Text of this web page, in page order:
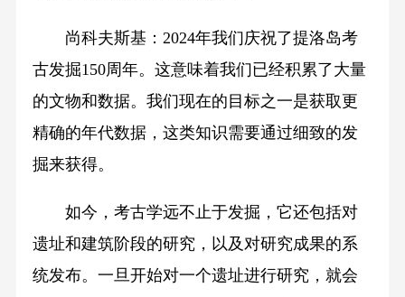
尚科夫斯基：2024年我们庆祝了提洛岛考
古发掘150周年。这意味着我们已经积累了大量
的文物和数据。我们现在的目标之一是获取更
精确的年代数据，这类知识需要通过细致的发
掘来获得。
如今，考古学远不止于发掘，它还包括对
遗址和建筑阶段的研究，以及对研究成果的系
统发布。一旦开始对一个遗址进行研究，就会